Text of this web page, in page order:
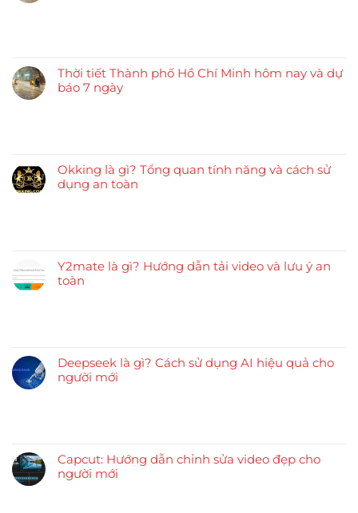
Thời tiết Thành phố Hồ Chí Minh hôm nay và dự
báo 7 ngày
Okking là gì? Tổng quan tính năng và cách sử
dụng an toàn
Y2mate là gì? Hướng dẫn tải video và lưu ý an
toàn
Deepseek là gì? Cách sử dụng AI hiệu quả cho
người mới
Capcut: Hướng dẫn chỉnh sửa video đẹp cho
người mới